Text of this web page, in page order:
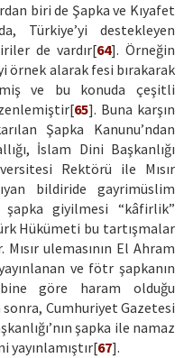
biri de Şapka ve Kıyafet
Türkiye’yi destekleyen
de vardır[64]. Örneğin
örnek alarak fesi bırakarak
ve bu konuda çeşitli
65]. Buna karşın
Şapka Kanunu’ndan
İslam Dini Başkanlığı
Rektörü ile Mısır
bildiride gayrimüslim
şapka giyilmesi “kâfirlik”
Hükümeti bu tartışmalar
Mısır ulemasının El Ahram
ve fötr şapkanın
göre haram olduğu
Cumhuriyet Gazetesi
şapka ile namaz
yayınlamıştır[67].